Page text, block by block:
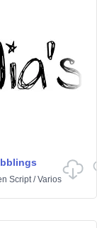
Script/Varios